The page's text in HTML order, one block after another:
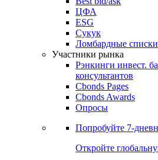
ЦФА
ESG
Сукук
Ломбардные списки
Участники рынка
Рэнкинги инвест.
консультантов
Cbonds Pages
Cbonds Awards
Опросы
Попробуйте 7-
Откройте